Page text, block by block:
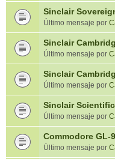
Sinclair
Último mensaje por
Sinclair
Último mensaje por
Sinclair
Último mensaje por
Sinclair
Último mensaje por
Commodore GL-
Último mensaje por